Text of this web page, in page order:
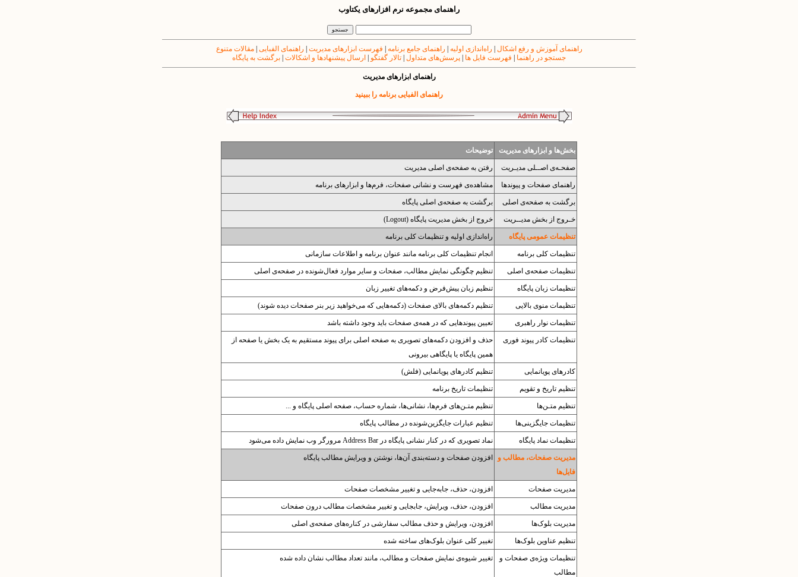
راهنمای مجموعه نرم افزارهای یکتاوب
راهنمای آموزش و رفع اشکال راه‌اندازی اولیه راهنمای جامع برنامه فهرست ابزارهای مدیریت راهنمای الفبایی |مقالات متنوع
جستجو در راهنما
فهرست فایل ها پرسش‌های متداول تالار گفتگو ارسال پیشنهادها و اشکالات برگشت به پایگاه
راهنمای ابزارهای مدیریت
راهنمای الفبایی برنامه را ببینید
بخش‌ها و ابزارهای مدیریت توضیحات
صفحـه‌ی اصــلی مدیـریت رفتن به صفحه‌ی اصلی مدیریت
راهنمای صفحات و پیوندها مشاهده‌ی فهرست و نشانی صفحات، فرم‌ها و ابزارهای برنامه
برگشت به صفحه‌ی اصلی برگشت به صفحه‌ی اصلی پایگاه
خـروج از بخش مدیــریت خروج از بخش مدیریت پایگاه (Logout)
تنظیمات عمومی پایگاه راه‌اندازی اولیه و تنظیمات کلی برنامه
تنظیمات کلی برنامه انجام تنظیمات کلی برنامه مانند عنوان برنامه و اطلاعات سازمانی
تنظیمات صفحه‌ی اصلی تنظیم چگونگی نمایش مطالب، صفحات و سایر موارد فعال‌شونده در صفحه‌ی اصلی
تنظیمات زبان پایگاه تنظیم زبان پیش‌فرض و دکمه‌های تغییر زبان
تنظیمات منوی بالایی تنظیم دکمه‌های بالای صفحات (دکمه‌هایی که می‌خواهید زیر بنر صفحات دیده شوند)
تنظیمات نوار راهبری تعیین پیوندهایی که در همه‌ی صفحات باید وجود داشته باشد
تنظیمات کادر پیوند فوری
حذف و افزودن دکمه‌های تصویری به صفحه اصلی برای پیوند مستقیم به یک بخش یا صفحه از
همین پایگاه یا پایگاهی بیرونی
کادرهای پویانمایی تنظیم کادرهای پویانمایی (فلش)
تنظیم تاریخ و تقویم تنظیمات تاریخ برنامه
تنظیم متـن‌ها تنظیم متـن‌های فرم‌ها، نشانی‌ها، شماره حساب، صفحه اصلی پایگاه و ...
تنظیمات جایگزینی‌ها تنظیم عبارات جایگزین‌شونده در مطالب پایگاه
تنظیمات نماد پایگاه نماد تصویری که در کنار نشانی پایگاه در Address Bar مرورگر وب نمایش داده می‌شود
مدیریت صفحات، مطالب و
فایل‌ها
افزودن صفحات و دسته‌بندی آن‌ها، نوشتن و ویرایش مطالب پایگاه
مدیریت صفحات افزودن، حذف، جابه‌جایی و تغییر مشخصات صفحات
مدیریت مطالب افزودن، حذف، ویرایش، جابجایی و تغییر مشخصات مطالب درون صفحات
مدیریت بلوک‌ها افزودن، ویرایش و حذف مطالب سفارشی در کناره‌های صفحه‌ی اصلی
تنظیم عناوین بلوک‌ها تغییر کلی عنوان بلوک‌های ساخته شده
تنظیمات وی‍ژه‌ی صفحات و
مطالب
تغییر شیوه‌ی نمایش صفحات و مطالب، مانند تعداد مطالب نشان داده شده